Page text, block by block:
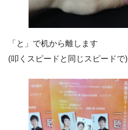
「と」で机から離します
(叩くスピードと同じスピードで)